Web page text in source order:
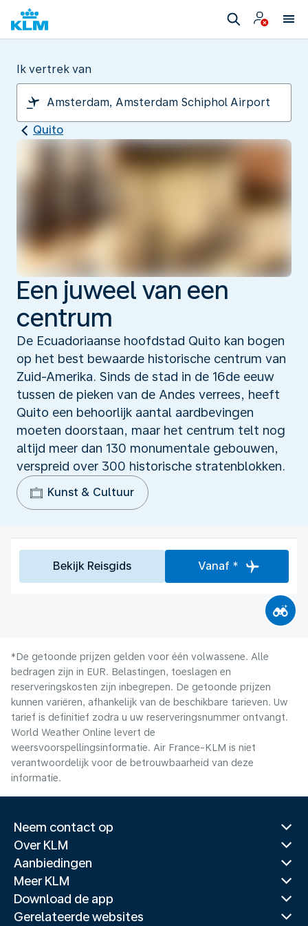
Ik vertrek van
Quito
Een juweel van een
centrum
De Ecuadoriaanse hoofdstad Quito kan bogen
op het best bewaarde historische centrum van
Zuid-Amerika. Sinds de stad in de 16de eeuw
tussen de pieken van de Andes verrees, heeft
Quito een behoorlijk aantal aardbevingen
moeten doorstaan, maar het centrum telt nog
altijd meer dan 130 monumentale gebouwen,
verspreid over 300 historische stratenblokken.
Kunst & Cultuur
Bekijk Reisgids Vanaf *
*De getoonde prijzen gelden voor één volwassene. Alle
bedragen zijn in EUR. Belastingen, toeslagen en
reserveringskosten zijn inbegrepen. De getoonde prijzen
kunnen variëren, afhankelijk van de beschikbare tarieven. Uw
tarief is definitief zodra u uw reserveringsnummer ontvangt.
World Weather Online levert de
weersvoorspellingsinformatie. Air France-KLM is niet
verantwoordelijk voor de betrouwbaarheid van deze
informatie.
Neem contact op
Over KLM
Aanbiedingen
Meer KLM
Download de app
Gerelateerde websites